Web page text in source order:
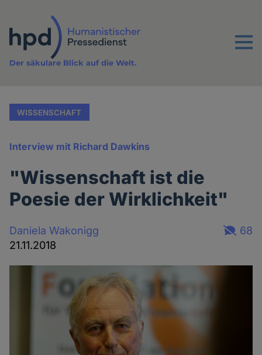
Inhalt
Menu
Der säkulare Blick auf die Welt.
WISSENSCHAFT
Interview mit Richard Dawkins
"Wissenschaft ist die
Poesie der Wirklichkeit"
Daniela Wakonigg
21.11.2018
68